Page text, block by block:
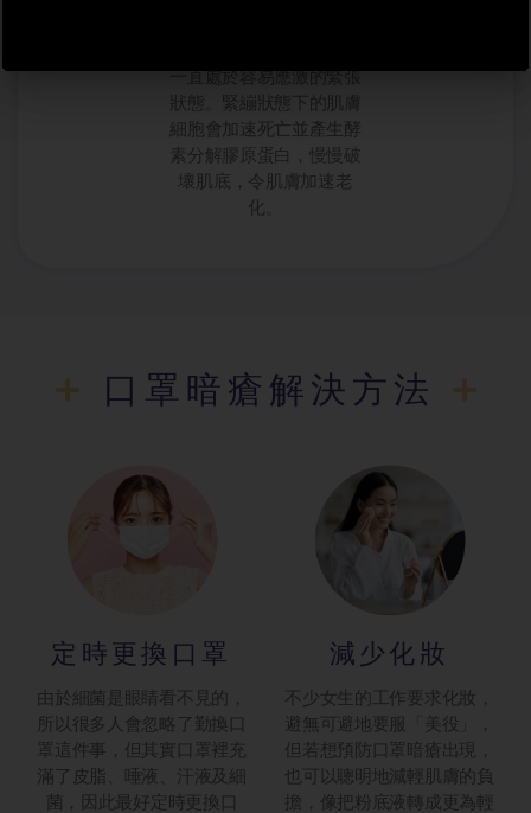
一直處於容易應激的緊張
狀態。緊繃狀態下的肌膚
細胞會加速死亡並產生酵
素分解膠原蛋白，慢慢破
壞肌底，令肌膚加速老
化。
口罩暗瘡解決方法
定時更換口罩
由於細菌是眼睛看不見的，
所以很多人會忽略了勤換口
罩這件事，但其實口罩裡充
滿了皮脂、唾液、汗液及細
菌，因此最好定時更換口
減少化妝
不少女生的工作要求化妝，
避無可避地要服「美役」，
但若想預防口罩暗瘡出現，
也可以聰明地減輕肌膚的負
擔，像把粉底液轉成更為輕